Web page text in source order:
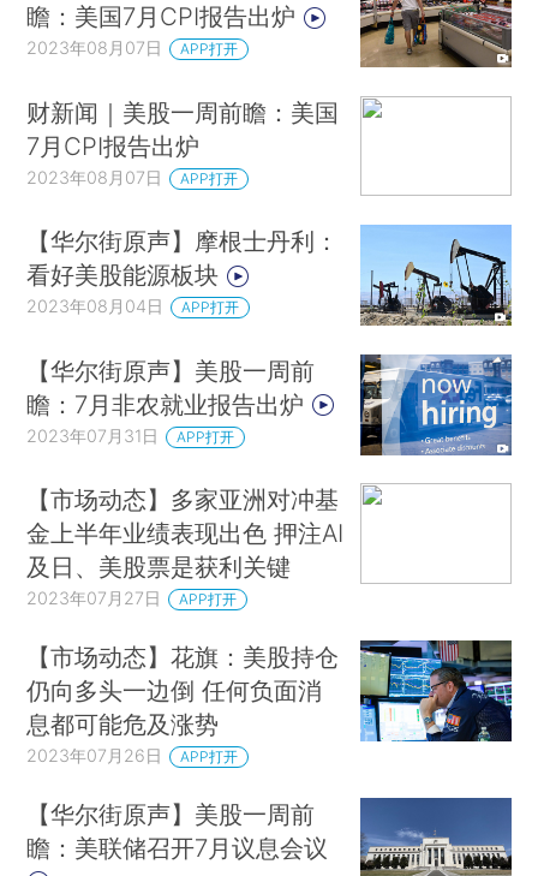
瞻：美国7月CPI报告出炉
2023年08月07日 APP打开
财新闻｜美股一周前瞻：美国
7月CPI报告出炉
2023年08月07日 APP打开
【华尔街原声】摩根士丹利：
看好美股能源板块
2023年08月04日 APP打开
【华尔街原声】美股一周前
瞻：7月非农就业报告出炉
2023年07月31日 APP打开
【市场动态】多家亚洲对冲基
金上半年业绩表现出色 押注AI
及日、美股票是获利关键
2023年07月27日 APP打开
【市场动态】花旗：美股持仓
仍向多头一边倒 任何负面消
息都可能危及涨势
2023年07月26日 APP打开
【华尔街原声】美股一周前
瞻：美联储召开7月议息会议